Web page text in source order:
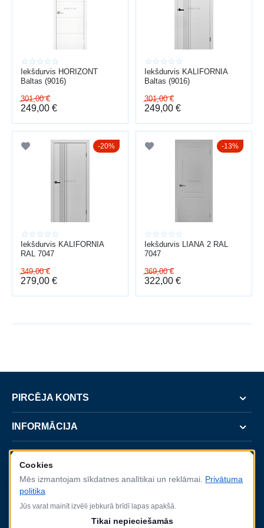
pietiekama skaņas izolācija
UZSTĀDĪŠANA “ATSLĒGA ROKĀ”
konsultācija → uzmērīšana → izvēle → piegāde → montāža →
regulēšana
tirdzniecībā un uzstādīšanā visā Latvijā.
Profesionāla montāža nodrošina akurātu izskatu un ilgu
kalpošanas laiku.
Iekšdurvis HORIZONT
Baltas (9016)
301,00 €
249,00 €
Iekšdurvis KALIFORNIA
Baltas (9016)
301,00 €
249,00 €
20%
Iekšdurvis KALIFORNIA
RAL 7047
349,00 €
279,00 €
13%
Iekšdurvis LIANA 2 RAL
7047
369,00 €
322,00 €
PIRCĒJA KONTS
INFORMĀCIJA
SERVISS
KONTAKTI
Cookies
Mēs izmantojam sīkdatnes analītikai un reklāmai. Privātuma
politika
Jūs varat mainīt izvēli jebkurā brīdī lapas apakšā.
Tikai nepieciešamās